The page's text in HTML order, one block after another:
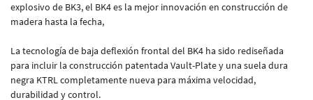
explosivo de BK3, el BK4 es la mejor innovación en construcción de
madera hasta la fecha,
La tecnología de baja deflexión frontal del BK4 ha sido rediseñada
para incluir la construcción patentada Vault-Plate y una suela dura
negra KTRL completamente nueva para máxima velocidad,
durabilidad y control.